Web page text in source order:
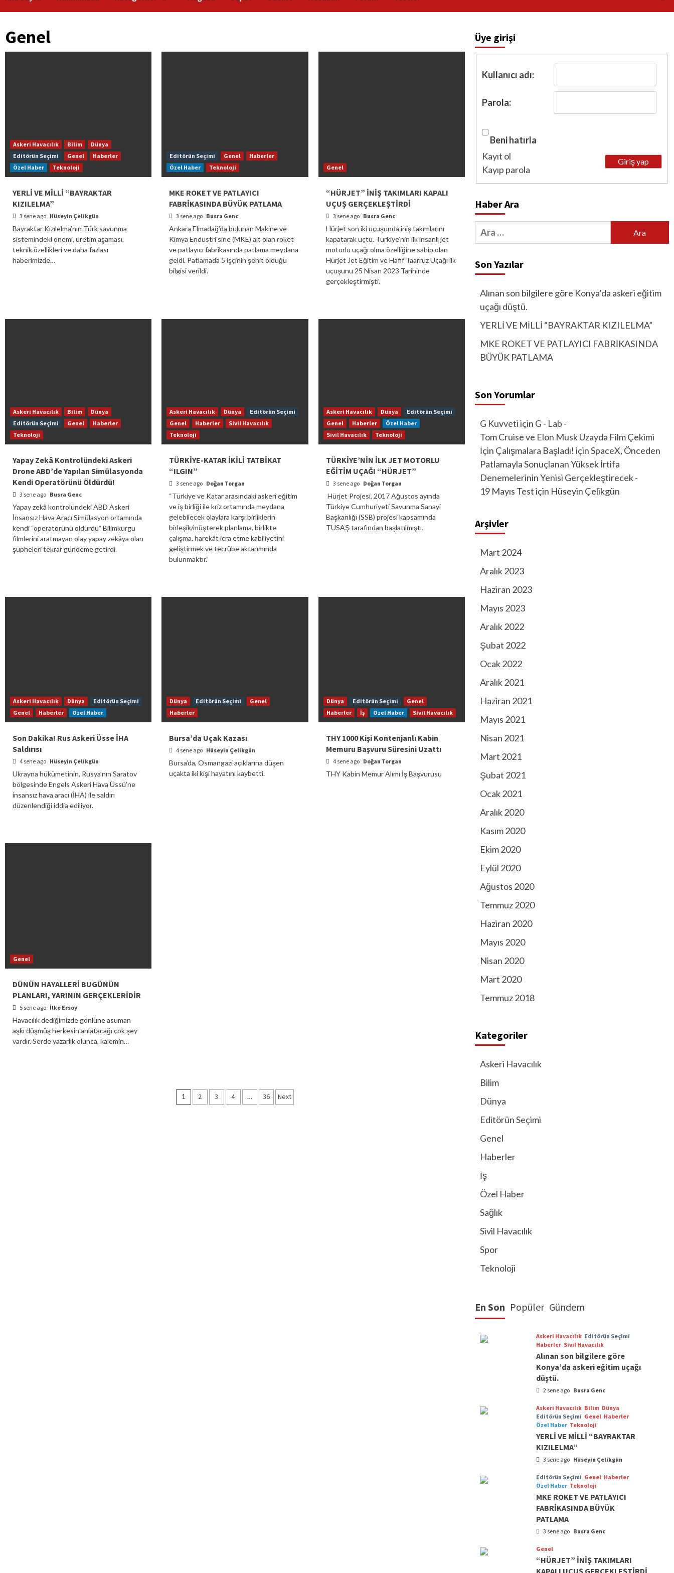
Genel
Askeri Havacılık Bilim
Dünya
Editörün Seçimi
Genel
Haberler
Özel Haber
Teknoloji
YERLİ VE MİLLİ “BAYRAKTAR
KIZILELMA”
3 sene ago Hüseyin Çelikgün
Bayraktar Kızılelma’nın Türk savunma
sistemindeki önemi, üretim aşaması,
teknik özellikleri ve daha fazlası
haberimizde…
Editörün Seçimi Genel
Haberler
Özel Haber
Teknoloji
MKE ROKET VE PATLAYICI
FABRİKASINDA BÜYÜK PATLAMA
3 sene ago Busra Genc
Ankara Elmadağ’da bulunan Makine ve
Kimya Endüstri’sine (MKE) ait olan roket
ve patlayıcı fabrikasında patlama meydana
geldi. Patlamada 5 işçinin şehit olduğu
bilgisi verildi.
Genel
“HÜRJET” İNİŞ TAKIMLARI KAPALI
UÇUŞ GERÇEKLEŞTİRDİ
3 sene ago Busra Genc
Hürjet son iki uçuşunda iniş takımlarını
kapatarak uçtu. Türkiye’nin ilk insanlı jet
motorlu uçağı olma özelliğine sahip olan
Hürjet Jet Eğitim ve Hafif Taarruz Uçağı ilk
uçuşunu 25 Nisan 2023 Tarihinde
gerçekleştirmişti.
Askeri Havacılık Bilim
Dünya
Editörün Seçimi
Genel
Haberler
Teknoloji
Yapay Zekâ Kontrolündeki Askeri
Drone ABD’de Yapılan Simülasyonda
Kendi Operatörünü Öldürdü!
3 sene ago Busra Genc
Yapay zekâ kontrolündeki ABD Askeri
İnsansız Hava Aracı Simülasyon ortamında
kendi “operatörünü öldürdü” Bilimkurgu
filmlerini aratmayan olay yapay zekâya olan
şüpheleri tekrar gündeme getirdi.
Askeri Havacılık Dünya
Editörün Seçimi
Genel
Haberler
Sivil Havacılık
Teknoloji
TÜRKİYE-KATAR İKİLİ TATBİKAT
“ILGIN”
3 sene ago Doğan Torgan
“Türkiye ve Katar arasındaki askerî eğitim
ve iş birliği ile kriz ortamında meydana
gelebilecek olaylara karşı birliklerin
birleşik/müşterek planlama, birlikte
çalışma, harekât icra etme kabiliyetini
geliştirmek ve tecrübe aktarımında
bulunmaktır.”
Askeri Havacılık Dünya
Editörün Seçimi
Genel
Haberler
Özel Haber
Sivil Havacılık
Teknoloji
TÜRKİYE’NİN İLK JET MOTORLU
EĞİTİM UÇAĞI “HÜRJET”
3 sene ago Doğan Torgan
Hürjet Projesi, 2017 Ağustos ayında
Türkiye Cumhuriyeti Savunma Sanayi
Başkanlığı (SSB) projesi kapsamında
TUSAŞ tarafından başlatılmıştı.
Askeri Havacılık Dünya
Editörün Seçimi
Genel
Haberler Özel Haber
Son Dakika! Rus Askeri Üsse İHA
Saldırısı
4 sene ago Hüseyin Çelikgün
Ukrayna hükümetinin, Rusya’nın Saratov
bölgesinde Engels Askeri Hava Üssü’ne
insansız hava aracı (İHA) ile saldırı
düzenlendiği iddia ediliyor.
Dünya Editörün Seçimi
Genel
Haberler
Bursa’da Uçak Kazası
4 sene ago Hüseyin Çelikgün
Bursa’da, Osmangazi açıklarına düşen
uçakta iki kişi hayatını kaybetti.
Dünya Editörün Seçimi
Genel
Haberler
İş Özel Haber Sivil Havacılık
THY 1000 Kişi Kontenjanlı Kabin
Memuru Başvuru Süresini Uzattı
4 sene ago Doğan Torgan
THY Kabin Memur Alımı İş Başvurusu
Genel
DÜNÜN HAYALLERİ BUGÜNÜN
PLANLARI, YARININ GERÇEKLERİDİR
5 sene ago İlke Ersoy
Havacılık dediğimizde gönlüne asuman
aşkı düşmüş herkesin anlatacağı çok şey
vardır. Serde yazarlık olunca, kalemin…
Yazı
1 2 3 4 … 36 Next
Üye girişi
Kullanıcı adı:
Parola:
Beni hatırla
Giriş yap
Kayıt ol
Kayıp parola
Haber Ara
Arama:
Son Yazılar
Alınan son bilgilere göre Konya’da askeri eğitim
uçağı düştü.
YERLİ VE MİLLİ “BAYRAKTAR KIZILELMA”
MKE ROKET VE PATLAYICI FABRİKASINDA
BÜYÜK PATLAMA
Son Yorumlar
G Kuvvetiiçin G - Lab -
Tom Cruise ve Elon Musk Uzayda Film Çekimi
İçin Çalışmalara Başladı! içinSpaceX, Önceden
Patlamayla Sonuçlanan Yüksek İrtifa
Denemelerinin Yenisi Gerçekleştirecek -
19 Mayıs Testiçin Hüseyin Çelikgün
Arşivler
Mart 2024
Aralık 2023
Haziran 2023
Mayıs 2023
Aralık 2022
Şubat 2022
Ocak 2022
Aralık 2021
Haziran 2021
Mayıs 2021
Nisan 2021
Mart 2021
Şubat 2021
Ocak 2021
Aralık 2020
Kasım 2020
Ekim 2020
Eylül 2020
Ağustos 2020
Temmuz 2020
Haziran 2020
Mayıs 2020
Nisan 2020
Mart 2020
Temmuz 2018
Kategoriler
Askeri Havacılık
Bilim
Dünya
Editörün Seçimi
Genel
Haberler
İş
Özel Haber
Sağlık
Sivil Havacılık
Spor
Teknoloji
En Son Popüler Gündem
Askeri Havacılık Editörün Seçimi
Haberler Sivil Havacılık
Alınan son bilgilere göre
Konya’da askeri eğitim uçağı
düştü.
2 sene ago Busra Genc
Askeri Havacılık Bilim Dünya
Editörün Seçimi Genel Haberler
Özel Haber Teknoloji
YERLİ VE MİLLİ “BAYRAKTAR
KIZILELMA”
3 sene ago Hüseyin Çelikgün
Editörün Seçimi Genel Haberler
Özel Haber Teknoloji
MKE ROKET VE PATLAYICI
FABRİKASINDA BÜYÜK
PATLAMA
3 sene ago Busra Genc
Genel
“HÜRJET” İNİŞ TAKIMLARI